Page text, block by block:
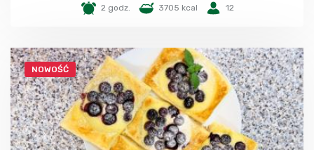
2 godz. 3705 kcal 12
NOWOŚĆ